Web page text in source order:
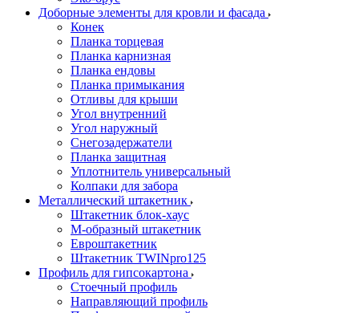
Доборные элементы для кровли и фасада
Конек
Планка торцевая
Планка карнизная
Планка ендовы
Планка примыкания
Отливы для крыши
Угол внутренний
Угол наружный
Снегозадержатели
Планка защитная
Уплотнитель универсальный
Колпаки для забора
Металлический штакетник
Штакетник блок-хаус
М-образный штакетник
Евроштакетник
Штакетник TWINpro125
Профиль для гипсокартона
Стоечный профиль
Направляющий профиль